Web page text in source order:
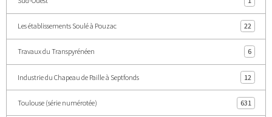
Les établissements Soulé à Pouzac 22
Travaux du Transpyrénéen 6
Industrie du Chapeau de Paille à Septfonds 12
Toulouse (série numérotée) 631